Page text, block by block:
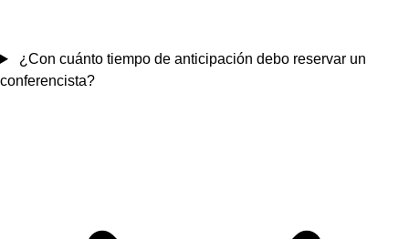
¿Con cuánto tiempo de anticipación debo reservar un
conferencista?